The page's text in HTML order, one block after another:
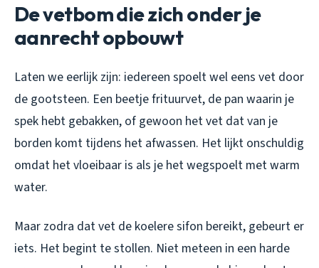
De vetbom die zich onder je
aanrecht opbouwt
Laten we eerlijk zijn: iedereen spoelt wel eens vet door
de gootsteen. Een beetje frituurvet, de pan waarin je
spek hebt gebakken, of gewoon het vet dat van je
borden komt tijdens het afwassen. Het lijkt onschuldig
omdat het vloeibaar is als je het wegspoelt met warm
water.
Maar zodra dat vet de koelere sifon bereikt, gebeurt er
iets. Het begint te stollen. Niet meteen in een harde